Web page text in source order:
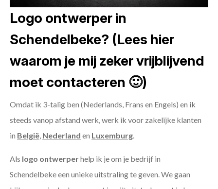
Logo ontwerper in
Schendelbeke? (Lees hier
waarom je mij zeker vrijblijvend
moet contacteren 🙂)
Omdat ik 3-talig ben (Nederlands, Frans en Engels) en ik
steeds vanop afstand werk, werk ik voor zakelijke klanten
in België, Nederland en Luxemburg.
Als logo ontwerperhelp ik je om je bedrijf in
Schendelbeke een unieke uitstraling te geven. We gaan